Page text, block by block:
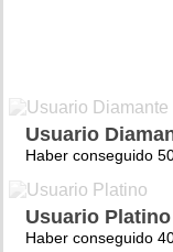
Usuario
Haber conseguido
Usuario Platino
Haber conseguido